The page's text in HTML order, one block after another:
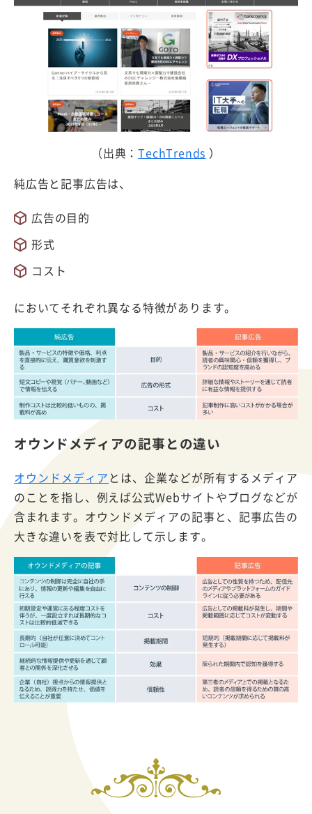
（出典：TechTrends ）
純広告と記事広告は、
広告の目的
形式
コスト
においてそれぞれ異なる特徴があります。
オウンドメディアの記事との違い
オウンドメディア とは、企業などが所有するメディア
のことを指し、例えば公式Webサイトやブログなどが
含まれます。オウンドメディアの記事と、記事広告の
大きな違いを表で対比して示します。